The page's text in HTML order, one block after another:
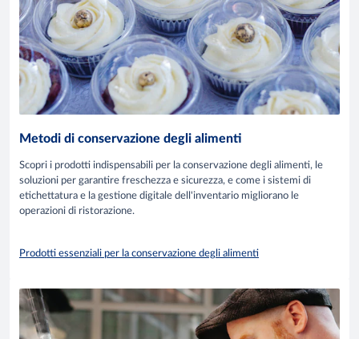
Metodi di conservazione degli alimenti
Scopri i prodotti indispensabili per la conservazione degli alimenti, le
soluzioni per garantire freschezza e sicurezza, e come i sistemi di
etichettatura e la gestione digitale dell'inventario migliorano le
operazioni di ristorazione.
Prodotti essenziali per la conservazione degli alimenti